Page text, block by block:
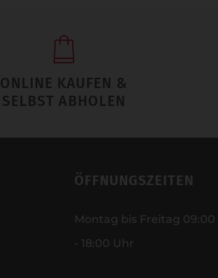
ONLINE KAUFEN &
SELBST ABHOLEN
ÖFFNUNGSZEITEN
Montag bis Freitag 09:00
- 18:00 Uhr